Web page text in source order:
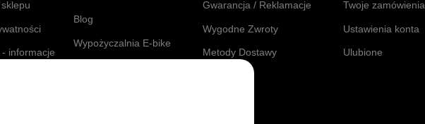
informacje
Blog
Wypożyczalnia E-bike
Gwarancja / Reklamacje
Wygodne Zwroty
Metody Dostawy
Twoje zamówienia
Ustawienia konta
Ulubione